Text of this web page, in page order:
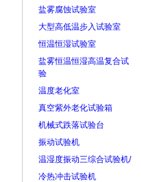
盐雾腐蚀试验室
大型高低温步入试验室
恒温恒湿试验室
盐雾恒温恒湿高温复合试
验
温度老化室
真空紫外老化试验箱
机械式跌落试验台
振动试验机
温湿度振动三综合试验机/
冷热冲击试验机